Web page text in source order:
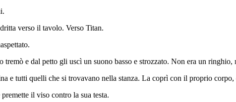
verso il tavolo. Verso Titan.
tremò e dal petto gli uscì un suono basso e strozzato. Non era un
e tutti quelli che si trovavano nella stanza. La coprì con il proprio
il viso contro la sua testa.